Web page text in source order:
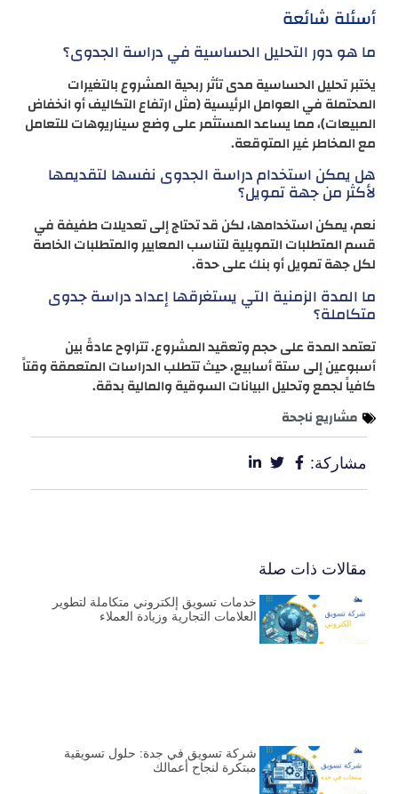
أسئلة شائعة
ما هو دور التحليل الحساسية في دراسة الجدوى؟
يختبر تحليل الحساسية مدى تأثر ربحية المشروع بالتغيرات
المحتملة في العوامل الرئيسية (مثل ارتفاع التكاليف أو انخفاض
المبيعات)، مما يساعد المستثمر على وضع سيناريوهات للتعامل
مع المخاطر غير المتوقعة.
هل يمكن استخدام دراسة الجدوى نفسها لتقديمها
لأكثر من جهة تمويل؟
نعم، يمكن استخدامها، لكن قد تحتاج إلى تعديلات طفيفة في
قسم المتطلبات التمويلية لتناسب المعايير والمتطلبات الخاصة
لكل جهة تمويل أو بنك على حدة.
ما المدة الزمنية التي يستغرقها إعداد دراسة جدوى
متكاملة؟
تعتمد المدة على حجم وتعقيد المشروع. تتراوح عادةً بين
أسبوعين إلى ستة أسابيع، حيث تتطلب الدراسات المتعمقة وقتاً
كافياً لجمع وتحليل البيانات السوقية والمالية بدقة.
مشاريع ناجحة
مشاركة:
مقالات ذات صلة
خدمات تسويق إلكتروني متكاملة لتطوير
العلامات التجارية وزيادة العملاء
شركة تسويق في جدة: حلول تسويقية
مبتكرة لنجاح أعمالك